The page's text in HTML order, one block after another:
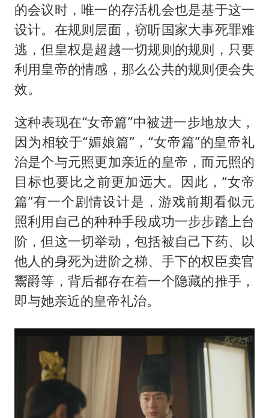
的会议时，唯一的存活机会也是基于这一
设计。在规则层面，窃听国家大事死罪难
逃，但皇权是超越一切规则的规则，只要
利用皇帝的情感，那么公共的规则便会失
效。
这种表现在“女帝篇”中被进一步地放大，
因为相较于“媚娘篇”，“女帝篇”的皇帝礼
治是个与元照更加亲近的皇帝，而元照的
目标也要比之前更加远大。因此，“女帝
篇”有一个剧情设计是，游戏前期看似元
照利用自己的种种手段成功一步步踏上台
阶，但这一切举动，包括被自己下药、以
他人的身死为进阶之梯、手下的权臣卖官
鬻爵等，背后都存在着一个隐藏的推手，
即与她亲近的皇帝礼治。